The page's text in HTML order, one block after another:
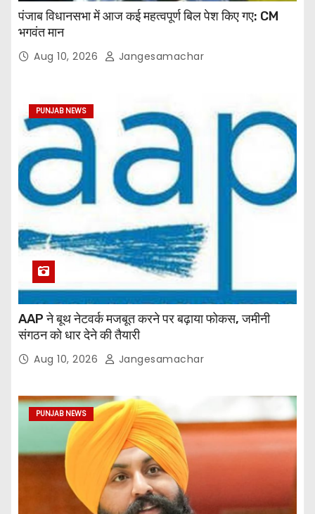
पंजाब विधानसभा में आज कई महत्वपूर्ण बिल पेश किए गए: CM
भगवंत मान
Aug 10, 2026 Jangesamachar
PUNJAB NEWS
AAP ने बूथ नेटवर्क मजबूत करने पर बढ़ाया फोकस, जमीनी
संगठन को धार देने की तैयारी
Aug 10, 2026 Jangesamachar
PUNJAB NEWS